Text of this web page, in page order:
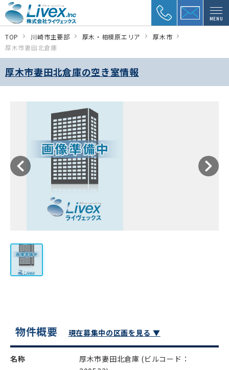
MENU
TOP 川崎市主要部 厚木・相模原エリア
厚木市
厚木市妻田北倉庫
厚木市妻田北倉庫の空き室情報
物件概要 現在募集中の区画を見る ▼
名称 厚木市妻田北倉庫 (ビルコード：